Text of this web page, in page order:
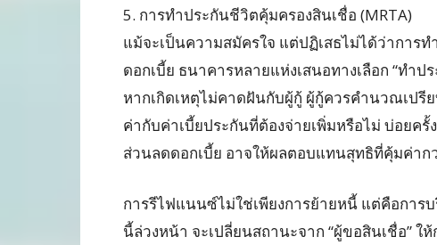
5. การทำประกันชีวิตคุ้มครองสินเชื่อ (MRTA)
แม้จะเป็นความสมัครใจ แต่ปฏิเสธไม่ได้ว่าการ
ดอกเบี้ย ธนาคารหลายแห่งเสนอทางเลือก “ทำ
หากเกิดเหตุไม่คาดฝันกับผู้กู้ ผู้กู้ควรคำนวณเปรี
ค่ากับค่าเบี้ยประกันที่ต้องจ่ายเพิ่มหรือไม่ บ่อยค
ส่วนลดดอกเบี้ย อาจให้ผลตอบแทนสุทธิที่คุ้มค่าก
การรีไฟแนนซ์ไม่ใช่เพียงการย้ายหนี้ แต่คือการ
นี้ล่วงหน้า จะเปลี่ยนสถานะจาก “ผู้ขอสินเชื่อ” ใ